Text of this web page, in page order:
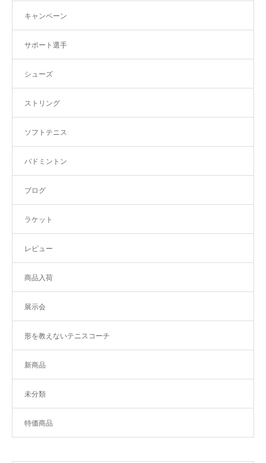
キャンペーン
サポート選手
シューズ
ストリング
ソフトテニス
バドミントン
ブログ
ラケット
レビュー
商品入荷
展示会
形を教えないテニスコーチ
新商品
未分類
特価商品